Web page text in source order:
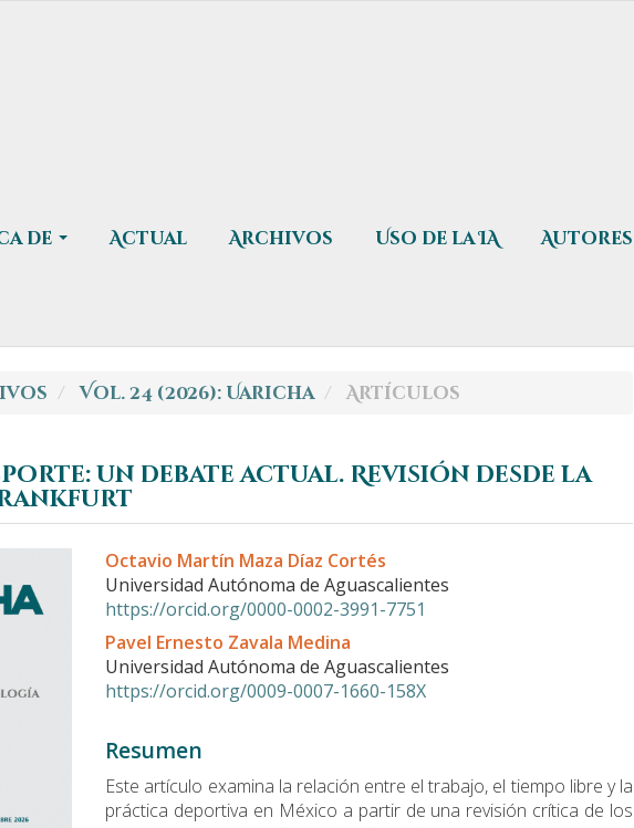
de Actual Archivos Uso de la IA Autores
Vol. 24 (2026): Uaricha Artículos
un debate actual. Revisión desde la
Contenido
principal
del
artículo
Octavio Martín Maza Díaz Cortés
Universidad Autónoma de Aguascalientes
https://orcid.org/0000-0002-3991-7751
Pavel Ernesto Zavala Medina
Universidad Autónoma de Aguascalientes
https://orcid.org/0009-0007-1660-158X
Resumen
Este artículo examina la relación entre el trabajo, el tiempo libre y la
práctica deportiva en México a partir de una revisión crítica de los